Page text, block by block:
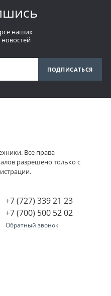
наших
ПОДПИСАТЬСЯ
Все права
разрешено только с
+7 (727) 339 21 23
+7 (700) 500 52 02
Обратный звонок